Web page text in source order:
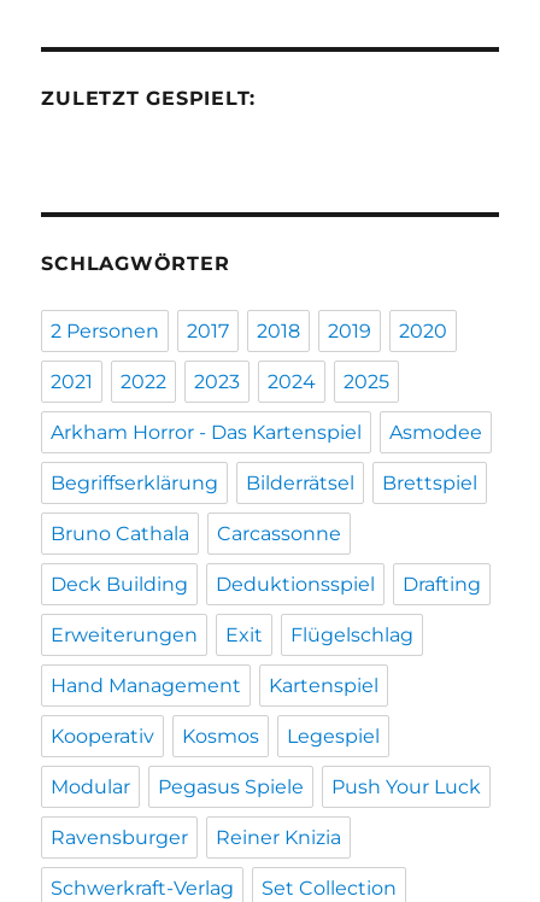
ZULETZT GESPIELT:
SCHLAGWÖRTER
2 Personen 2017 2018 2019 2020
2021 2022 2023 2024 2025
Arkham Horror - Das Kartenspiel Asmodee
Begriffserklärung Bilderrätsel Brettspiel
Bruno Cathala Carcassonne
Deck Building Deduktionsspiel Drafting
Erweiterungen Exit Flügelschlag
Hand Management Kartenspiel
Kooperativ Kosmos Legespiel
Modular Pegasus Spiele Push Your Luck
Ravensburger Reiner Knizia
Schwerkraft-Verlag Set Collection